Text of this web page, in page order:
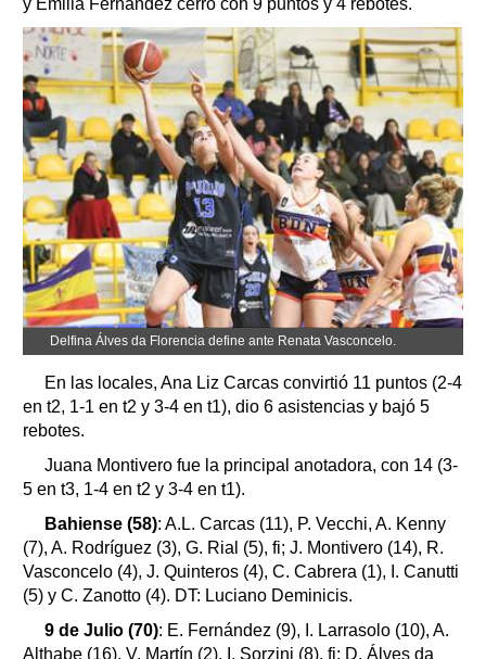
y Emilia Fernández cerró con 9 puntos y 4 rebotes.
Delfina Álves da Florencia define ante Renata Vasconcelo.
En las locales, Ana Liz Carcas convirtió 11 puntos (2-4
en t2, 1-1 en t2 y 3-4 en t1), dio 6 asistencias y bajó 5
rebotes.
Juana Montivero fue la principal anotadora, con 14 (3-
5 en t3, 1-4 en t2 y 3-4 en t1).
Bahiense (58): A.L. Carcas (11), P. Vecchi, A. Kenny
(7), A. Rodríguez (3), G. Rial (5), fi; J. Montivero (14), R.
Vasconcelo (4), J. Quinteros (4), C. Cabrera (1), I. Canutti
(5) y C. Zanotto (4). DT: Luciano Deminicis.
9 de Julio (70): E. Fernández (9), I. Larrasolo (10), A.
Althabe (16), V. Martín (2), I. Sorzini (8), fi; D. Álves da